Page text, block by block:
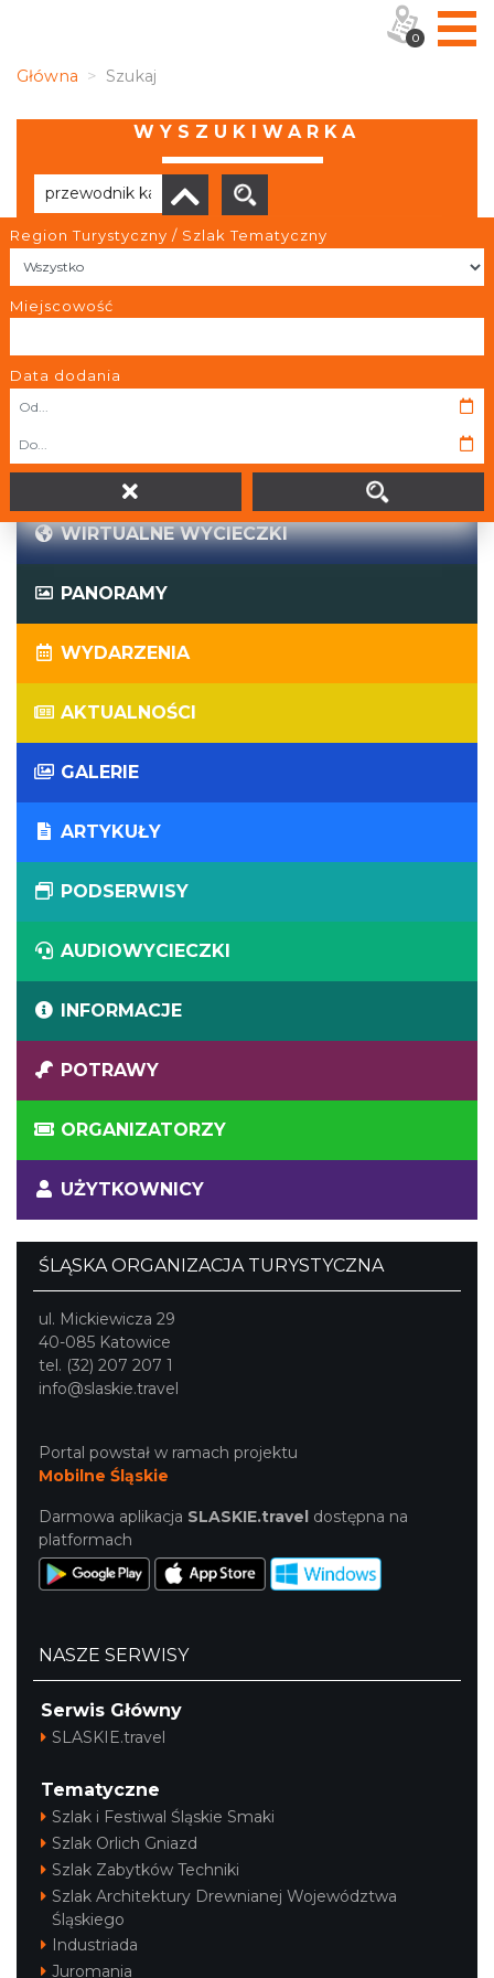
Główna Szukaj
WYSZUKIWARKA
Region Turystyczny / Szlak Tematyczny
Miejscowość
Data dodania
Brak wyników
TRASY
WIRTUALNE WYCIECZKI
PANORAMY
WYDARZENIA
AKTUALNOŚCI
GALERIE
ARTYKUŁY
PODSERWISY
AUDIOWYCIECZKI
INFORMACJE
POTRAWY
ORGANIZATORZY
UŻYTKOWNICY
ŚLĄSKA ORGANIZACJA TURYSTYCZNA
ul. Mickiewicza 29
40-085 Katowice
tel. (32) 207 207 1
info@slaskie.travel
Portal powstał w ramach projektu
Mobilne Śląskie
Darmowa aplikacja SLASKIE.travel dostępna na
platformach
NASZE SERWISY
Serwis Główny
SLASKIE.travel
Tematyczne
Szlak i Festiwal Śląskie Smaki
Szlak Orlich Gniazd
Szlak Zabytków Techniki
Szlak Architektury Drewnianej Województwa
Śląskiego
Industriada
Juromania
0